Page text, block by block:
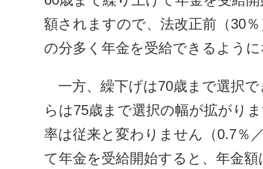
額されますので、法改正前（30
の分多く年金を受給できるよう
一方、繰下げは70歳まで選択
らは75歳まで選択の幅が拡がり
率は従来と変わりません（0.7％
て年金を受給開始すると、年金